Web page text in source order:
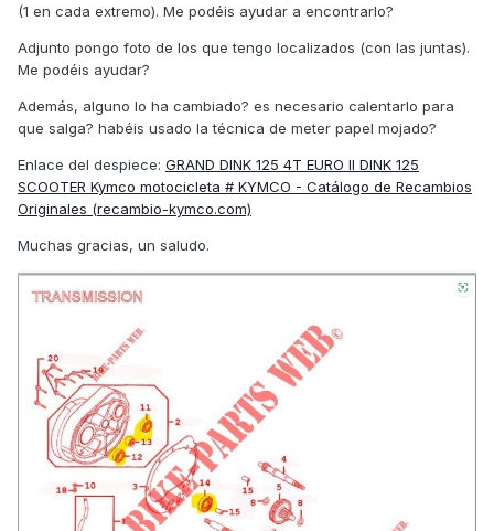
(1 en cada extremo). Me podéis ayudar a encontrarlo?
Adjunto pongo foto de los que tengo localizados (con las juntas).
Me podéis ayudar?
Además, alguno lo ha cambiado? es necesario calentarlo para
que salga? habéis usado la técnica de meter papel mojado?
Enlace del despiece: GRAND DINK 125 4T EURO II DINK 125
SCOOTER Kymco motocicleta # KYMCO - Catálogo de Recambios
Originales (recambio-kymco.com)
Muchas gracias, un saludo.